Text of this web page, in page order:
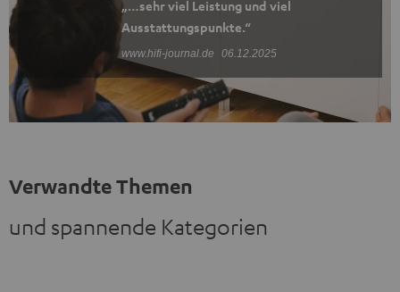
„…sehr viel Leistung und viel
Ausstattungspunkte.“
www.hifi-journal.de 06.12.2025
Verwandte Themen
und spannende Kategorien